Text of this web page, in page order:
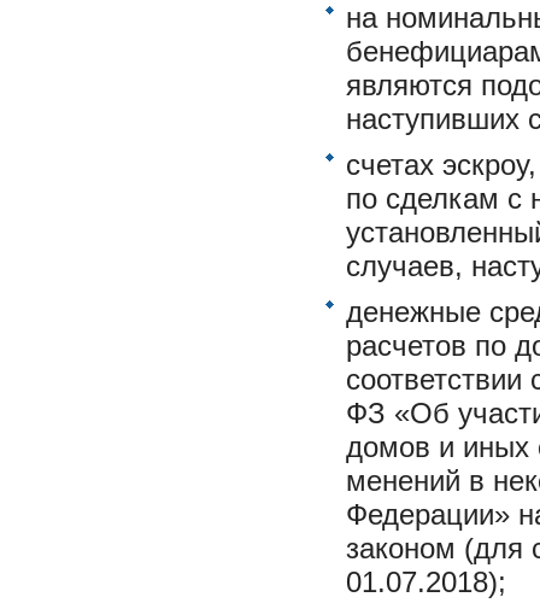
на
являются
наступивших
счетах
по сделкам с
случаев,
денежные
расчетов по
ФЗ «Об
домов и иных
менений в
Федерации»
законом (для
01.07.2018);